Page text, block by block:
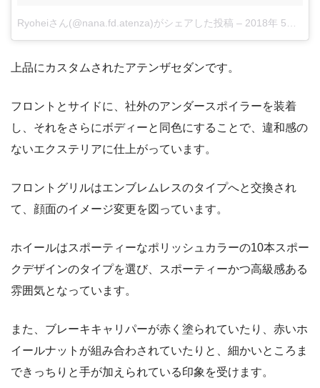
Ryoheiさん(@nana.fd.atenza)がシェアした投稿 – 2018年 5月月27日午前5時47分PDT
上品にカスタムされたアテンザセダンです。
フロントとサイドに、社外のアンダースポイラーを装着
し、それをさらにボディーと同色にすることで、違和感の
ないエクステリアに仕上がっています。
フロントグリルはエンブレムレスのタイプへと交換され
て、顔面のイメージ変更を図っています。
ホイールはスポーティーなポリッシュカラーの10本スポー
クデザインのタイプを選び、スポーティーかつ高級感ある
雰囲気となっています。
また、ブレーキキャリパーが赤く塗られていたり、赤いホ
イールナットが組み合わされていたりと、細かいところま
できっちりと手が加えられている印象を受けます。